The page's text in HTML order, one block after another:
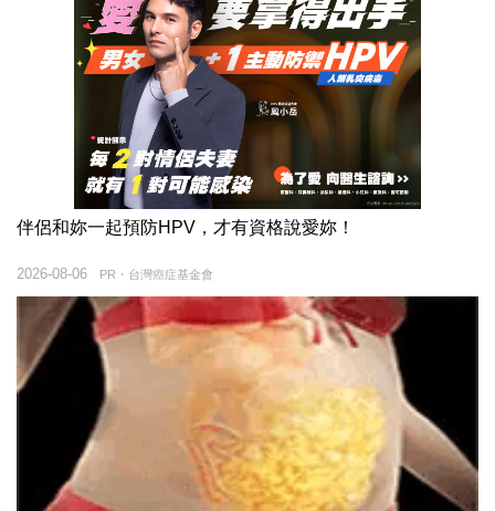
伴侶和妳一起預防HPV，才有資格說愛妳！
PR・台灣癌症基金會
2026-08-06